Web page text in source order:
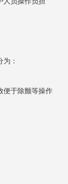
：
于除颤等操作